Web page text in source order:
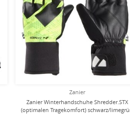
Zanier
Zanier Winterhandschuhe Shredder.STX
(optimalen Tragekomfort) schwarz/